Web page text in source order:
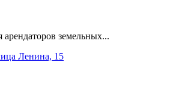
земельных...
Ленина, 15